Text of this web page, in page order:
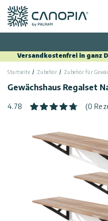
Canopia DE
Land USA
Kategorien
Gewächshäuser
Gartenpavillons
Kundengalerie
Geschäftsbedingungen
Versandkostenfrei in ganz
Startseite Zubehör Zubehör für
Gewächshaus Regalset
4.78 (0